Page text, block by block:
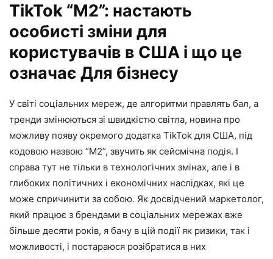
TikTok “M2”: настають
особисті зміни для
користувачів в США і що це
означає Для бізнесу
У світі соціальних мереж, де алгоритми правлять бал, а
тренди змінюються зі швидкістю світла, новина про
можливу появу окремого додатка TikTok для США, під
кодовою назвою “M2”, звучить як сейсмічна подія. І
справа тут не тільки в технологічних змінах, але і в
глибоких політичних і економічних наслідках, які це
може спричинити за собою. Як досвідчений маркетолог,
який працює з брендами в соціальних мережах вже
більше десяти років, я бачу в цій події як ризики, так і
можливості, і постараюся розібратися в них